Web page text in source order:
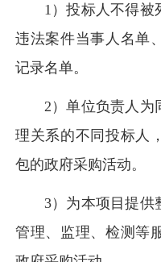
1）投标人不得被
违法案件当事人名单
记录名单。
2）单位负责人为
理关系的不同投标人
包的政府采购活动。
3）为本项目提供
管理、监理、检测等